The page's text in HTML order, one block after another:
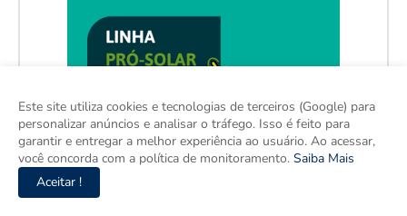
Este site utiliza cookies e tecnologias de terceiros (Google) para
personalizar anúncios e analisar o tráfego. Isso é feito para
garantir e entregar a melhor experiência ao usuário. Ao acessar,
você concorda com a política de monitoramento. Saiba Mais
Aceitar !